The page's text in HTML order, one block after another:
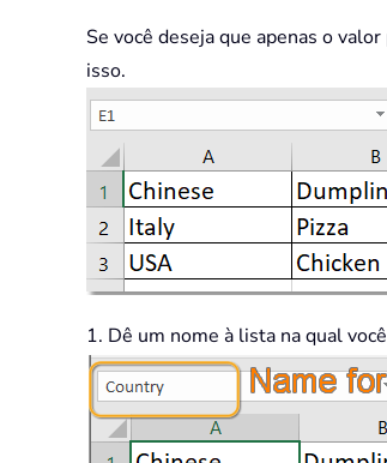
Se você deseja que apenas o
isso.
1. Dê um nome à lista na qual